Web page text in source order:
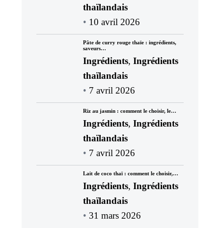
thaïlandais
10 avril 2026
Pâte de curry rouge thaïe : ingrédients,
saveurs…
Ingrédients, Ingrédients
thaïlandais
7 avril 2026
Riz au jasmin : comment le choisir, le…
Ingrédients, Ingrédients
thaïlandais
7 avril 2026
Lait de coco thaï : comment le choisir,…
Ingrédients, Ingrédients
thaïlandais
31 mars 2026